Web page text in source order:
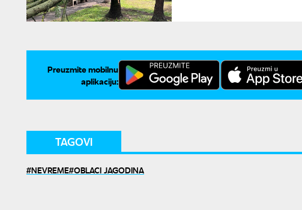
Preuzmite mobilnu
aplikaciju:
TAGOVI
NEVREME OBLACI JAGODINA